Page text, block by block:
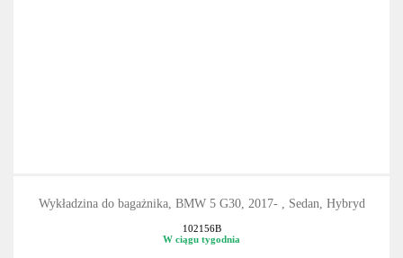
Wykładzina do bagażnika, BMW 5 G30, 2017- , Sedan, Hybryd
102156B